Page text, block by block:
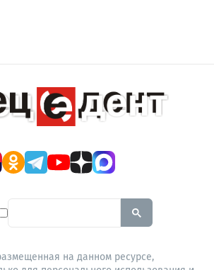
To search this site, enter a
на данном ресурсе,